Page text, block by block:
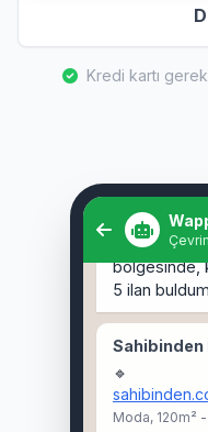
Kredi kartı
ev
Selam
bölgesinde,
5 ilan
Sahibinden
🔹
Moda, 120m²